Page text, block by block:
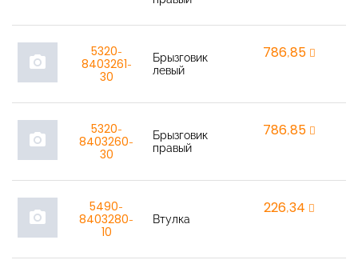
photo_camera
5320-
8403261-
30
Брызговик
левый
786,85
photo_camera
5320-
8403260-
30
Брызговик
правый
786,85
photo_camera
5490-
8403280-
10
Втулка
226,34